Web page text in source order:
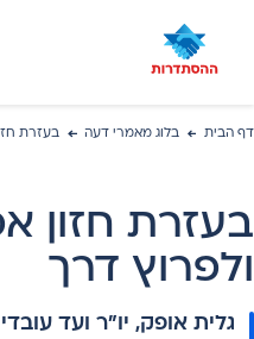
מרכזי
דף הבית בלוג מאמרי דעה בעזרת
בעזרת חזון
ולפרוץ דרך
גלית אופק, יו"ר ועד